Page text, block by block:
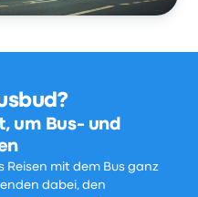
um Bus- und
mit dem Bus ganz
dabei, den